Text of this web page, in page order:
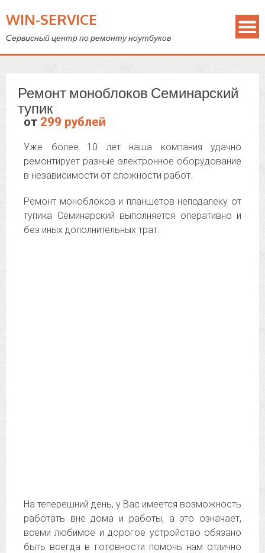
WIN-SERVICE
Сервисный центр по ремонту ноутбуков
Ремонт моноблоков Семинарский
тупик
от 299 рублей
Уже более 10 лет наша компания удачно
ремонтирует разные электронное оборудование
в независимости от сложности работ.
Ремонт моноблоков и планшетов неподалеку от
тупика Семинарский выполняется оперативно и
без иных дополнительных трат.
На теперешний день, у Вас имеется возможность
работать вне дома и работы, а это означает,
всеми любимое и дорогое устройство обязано
быть всегда в готовности помочь нам отлично